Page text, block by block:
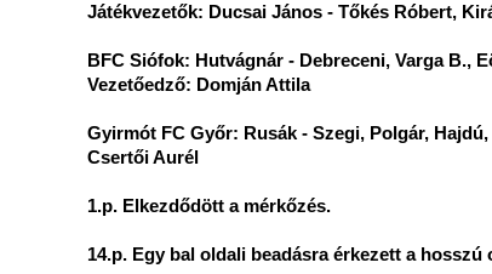
Játékvezetők: Ducsai János - Tőkés Róbert,
BFC Siófok: Hutvágnár - Debreceni, Varga B.,
Vezetőedző: Domján Attila
Gyirmót FC Győr: Rusák - Szegi, Polgár,
Csertői Aurél
1.p. Elkezdődött a mérkőzés.
14.p. Egy bal oldali beadásra érkezett a